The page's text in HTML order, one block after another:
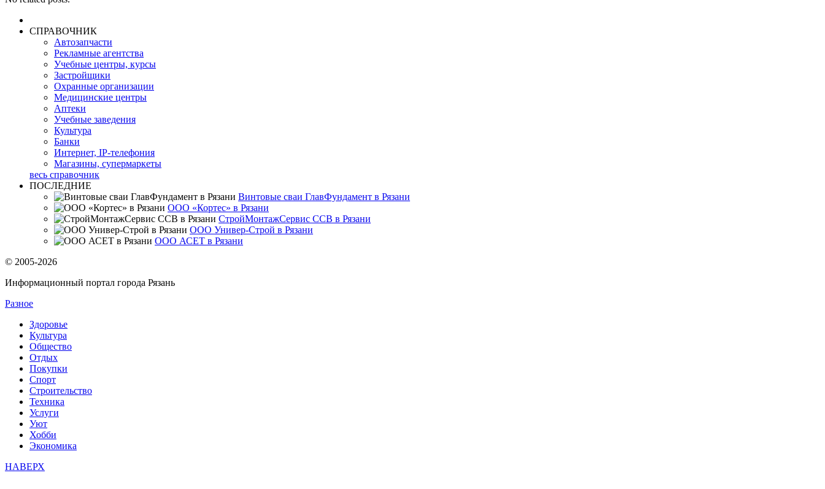
СПРАВОЧНИК
Автозапчасти
Рекламные агентства
Учебные центры, курсы
Застройщики
Охранные организации
Медицинские центры
Аптеки
Учебные заведения
Культура
Банки
Интернет, IP-телефония
Магазины, супермаркеты
весь справочник
ПОСЛЕДНИЕ
Винтовые сваи ГлавФундамент в Рязани
ООО «Кортес» в Рязани
СтройМонтажСервис ССВ в Рязани
ООО Универ-Строй в Рязани
OOO АСЕТ в Рязани
© 2005-2026
Информационный портал города Рязань
Разное
Здоровье
Культура
Общество
Отдых
Покупки
Спорт
Строительство
Техника
Услуги
Уют
Хобби
Экономика
НАВЕРХ